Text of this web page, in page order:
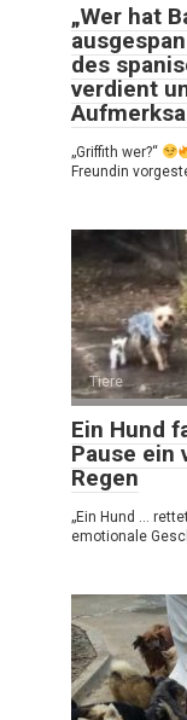
„Wer hat
des
verdient
„Griffith wer?“
Freundin
Tiere
Ein Hund
Pause ein
Regen
„Ein Hund …
emotionale